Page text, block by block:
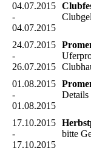
04.07.2015
-
04.07.2015
24.07.2015
-
26.07.2015
01.08.2015
-
01.08.2015
17.10.2015
-
17.10.2015
bitte